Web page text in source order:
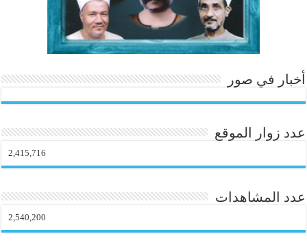
أخبار في صور
عدد زوار الموقع
2,415,716
عدد المشاهدات
2,540,200